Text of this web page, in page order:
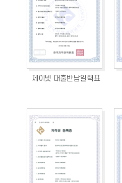
제이넷 대출반납일력표